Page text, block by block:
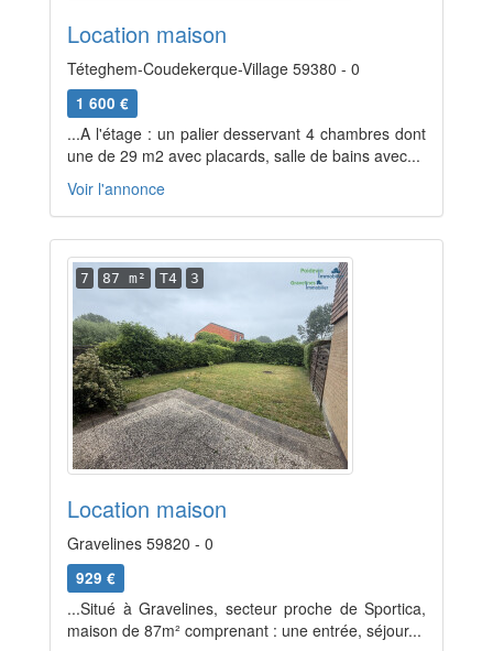
Location maison
Téteghem-Coudekerque-Village 59380 - 0
1 600 €
...A l'étage : un palier desservant 4 chambres dont
une de 29 m2 avec placards, salle de bains avec...
Voir l'annonce
7 87 m² T4 3
Location maison
Gravelines 59820 - 0
929 €
...Situé à Gravelines, secteur proche de Sportica,
maison de 87m² comprenant : une entrée, séjour...